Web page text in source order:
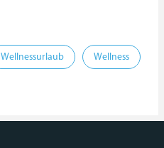
Wellnessurlaub Wellness